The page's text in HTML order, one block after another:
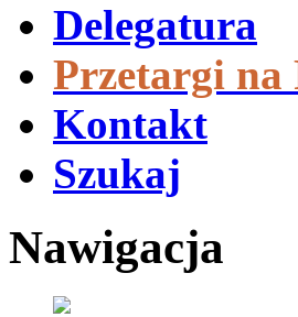
Delegatura
Przetargi na
Kontakt
Szukaj
Nawigacja